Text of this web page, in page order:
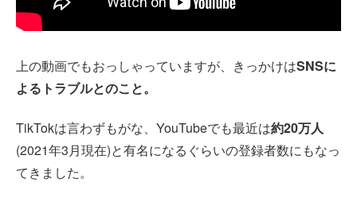
上の動画でもおっしゃっていますが、きっかけはSNSに
よるトラブルとのこと。
TikTokは言わずもがな、YouTubeでも最近は約20万人
(2021年3月現在)と有名になるぐらいの登録者数にもなっ
てきました。